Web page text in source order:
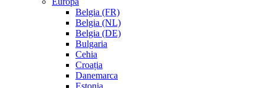
Belgia (FR)
Belgia (NL)
Belgia (DE)
Bulgaria
Cehia
Croația
Danemarca